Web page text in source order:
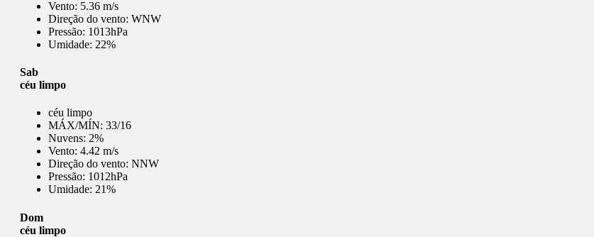
Vento: 5.36 m/s
Direção do vento: WNW
Pressão: 1013hPa
Umidade: 22%
Sab
céu limpo
céu limpo
MÁX/MÍN: 33/16
Nuvens: 2%
Vento: 4.42 m/s
Direção do vento: NNW
Pressão: 1012hPa
Umidade: 21%
Dom
céu limpo